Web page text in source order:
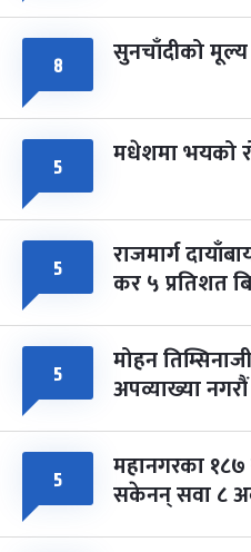
८ सुनचाँदीको
५ मधेशमा भयको
५ राजमार्ग
कर ५ प्रतिशत
५ मोहन
अपव्याख्या नगरौं
५ महानगरका १८७
सकेनन् सवा ८